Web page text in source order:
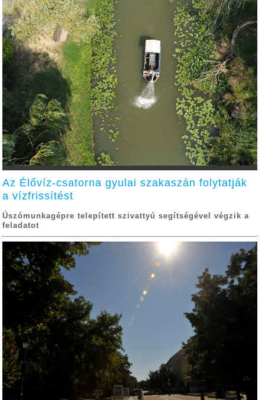
Az Élővíz-csatorna gyulai szakaszán folytatják
a vízfrissítést
Úszómunkagépre telepített szivattyú segítségével végzik a
feladatot